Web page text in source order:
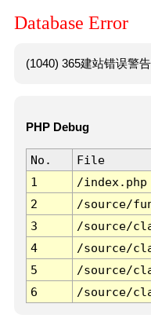
Database Error
(1040) 365建站错误警
PHP Debug
No. File
1
/index.php
2
/source/
3
/source/
4
/source/
5
/source/
6
/source/